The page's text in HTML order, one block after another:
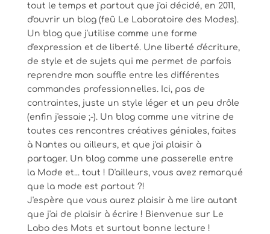
tout le temps et partout que j'ai décidé, en 2011,
d'ouvrir un blog (feû Le Laboratoire des Modes).
Un blog que j'utilise comme une forme
d'expression et de liberté. Une liberté d'écriture,
de style et de sujets qui me permet de parfois
reprendre mon souffle entre les différentes
commandes professionnelles. Ici, pas de
contraintes, juste un style léger et un peu drôle
(enfin j'essaie ;-). Un blog comme une vitrine de
toutes ces rencontres créatives géniales, faites
à Nantes ou ailleurs, et que j'ai plaisir à
partager. Un blog comme une passerelle entre
la Mode et... tout ! D'ailleurs, vous avez remarqué
que la mode est partout ?!
J'espère que vous aurez plaisir à me lire autant
que j'ai de plaisir à écrire ! Bienvenue sur Le
Labo des Mots et surtout bonne lecture !